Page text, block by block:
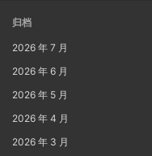
归档
2026 年 7 月
2026 年 6 月
2026 年 5 月
2026 年 4 月
2026 年 3 月